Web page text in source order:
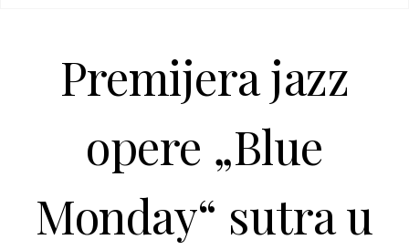
Premijera jazz
opere „Blue
Monday“ sutra u